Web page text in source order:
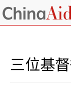
三位基